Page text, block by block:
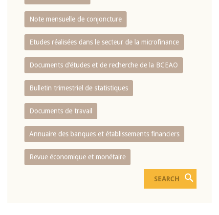
Note mensuelle de conjoncture
Etudes réalisées dans le secteur de la microfinance
Documents d’études et de recherche de la BCEAO
Bulletin trimestriel de statistiques
Documents de travail
Annuaire des banques et établissements financiers
Revue économique et monétaire